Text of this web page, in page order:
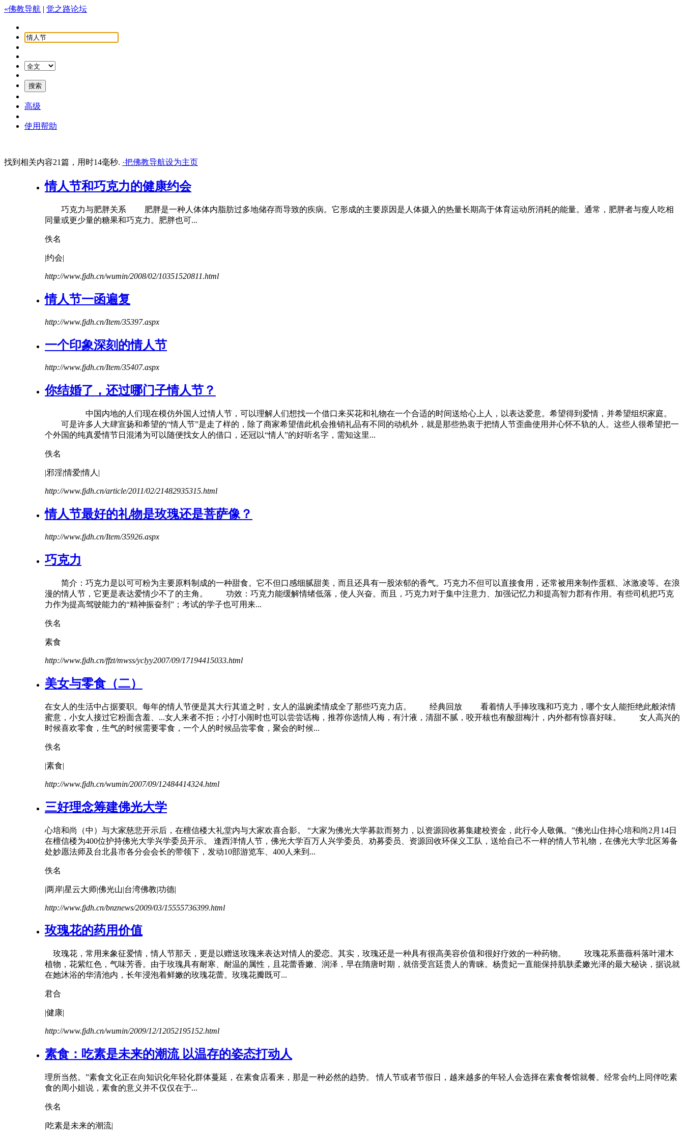
«佛教导航 | 觉之路论坛
高级
使用帮助
找到相关内容21篇，用时14毫秒. ·把佛教导航设为主页
情人节和巧克力的健康约会
巧克力与肥胖关系 肥胖是一种人体体内脂肪过多地储存而导致的疾病。它形成的主要原因是人体摄入的热量长期高于体育运动所消耗的能量。通常，肥胖者与瘦人吃相
同量或更少量的糖果和巧克力。肥胖也可...
佚名
|约会|
http://www.fjdh.cn/wumin/2008/02/10351520811.html
情人节一函遍复
http://www.fjdh.cn/Item/35397.aspx
一个印象深刻的情人节
http://www.fjdh.cn/Item/35407.aspx
你结婚了，还过哪门子情人节 ？
中国内地的人们现在模仿外国人过情人 节 ，可以理解人们想找一个借口来买花和礼物在一个合适的时间送给心上人，以表达爱意。希望得到爱情，并希望组织家庭。
可是许多人大肆宣扬和希望的“情人 节”是走了样的，除了商家希望借此机会推销礼品有不同的动机外，就是那些热衷于把情人 节歪曲使用并心怀不轨的人。这些人很希望把一
个外国的纯真爱情节日混淆为可以随便找女人的借口，还冠以“情人 ”的好听名字，需知这里...
佚名
|邪淫|情爱|情人 |
http://www.fjdh.cn/article/2011/02/21482935315.html
情人节最好的礼物是玫瑰还是菩萨像？
http://www.fjdh.cn/Item/35926.aspx
巧克力
简介：巧克力是以可可粉为主要原料制成的一种甜食。它不但口感细腻甜美，而且还具有一股浓郁的香气。巧克力不但可以直接食用，还常被用来制作蛋糕、冰激凌等。在浪
漫的情人 节 ，它更是表达爱情少不了的主角。 功效：巧克力能缓解情绪低落，使人兴奋。而且，巧克力对于集中注意力、加强记忆力和提高智力郡有作用。有些司机把巧克
力作为提高驾驶能力的“精神振奋剂”；考试的学子也可用来...
佚名
素食
http://www.fjdh.cn/ffzt/mwss/yclyy2007/09/17194415033.html
美女与零食（二）
在女人的生活中占据要职。每年的情人 节便是其大行其道之时，女人的温婉柔情成全了那些巧克力店。 经典回放 看着情人 手捧玫瑰和巧克力，哪个女人能拒绝此般浓情
蜜意，小女人接过它粉面含羞、...女人来者不拒；小打小闹时也可以尝尝话梅，推荐你选情人 梅，有汁液，清甜不腻，咬开核也有酸甜梅汁，内外都有惊喜好味。 女人高兴的
时候喜欢零食，生气的时候需要零食，一个人的时候品尝零食，聚会的时候...
佚名
|素食|
http://www.fjdh.cn/wumin/2007/09/12484414324.html
三好理念筹建佛光大学
心培和尚（中）与大家慈悲开示后，在檀信楼大礼堂内与大家欢喜合影。 “大家为佛光大学募款而努力，以资源回收募集建校资金，此行令人敬佩。”佛光山住持心培和尚2月14日
在檀信楼为400位护持佛光大学兴学委员开示。 逢西洋情人 节 ，佛光大学百万人兴学委员、劝募委员、资源回收环保义工队，送给自己不一样的情人 节礼物，在佛光大学北区筹备
处妙愿法师及台北县市各分会会长的带领下，发动10部游览车、400人来到...
佚名
|两岸|星云大师|佛光山|台湾佛教|功德|
http://www.fjdh.cn/bnznews/2009/03/15555736399.html
玫瑰花的药用价值
玫瑰花，常用来象征爱情，情人 节那天，更是以赠送玫瑰来表达对情人 的爱恋。其实，玫瑰还是一种具有很高美容价值和很好疗效的一种药物。 玫瑰花系蔷薇科落叶灌木
植物，花紫红色，气味芳香。由于玫瑰具有耐寒、耐温的属性，且花蕾香嫩、润泽，早在隋唐时期，就倍受宫廷贵人的青睐。杨贵妃一直能保持肌肤柔嫩光泽的最大秘诀，据说就
在她沐浴的华清池内，长年浸泡着鲜嫩的玫瑰花蕾。玫瑰花瓣既可...
君合
|健康|
http://www.fjdh.cn/wumin/2009/12/12052195152.html
素食：吃素是未来的潮流 以温存的姿态打动人
理所当然。”素食文化正在向知识化年轻化群体蔓延，在素食店看来，那是一种必然的趋势。情人 节或者节假日，越来越多的年轻人会选择在素食餐馆就餐。经常会约上同伴吃素
食的周小姐说，素食的意义并不仅仅在于...
佚名
|吃素是未来的潮流|